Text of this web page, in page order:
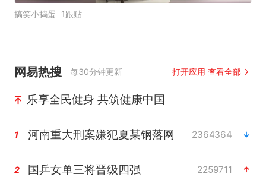
搞笑小捣蛋 1跟贴
网易热搜 每30分钟更新 打开应用 查看全部
乐享全民健身 共筑健康中国
1 河南重大刑案嫌犯夏某钢落网 2364364
2 国乒女单三将晋级四强 2259711